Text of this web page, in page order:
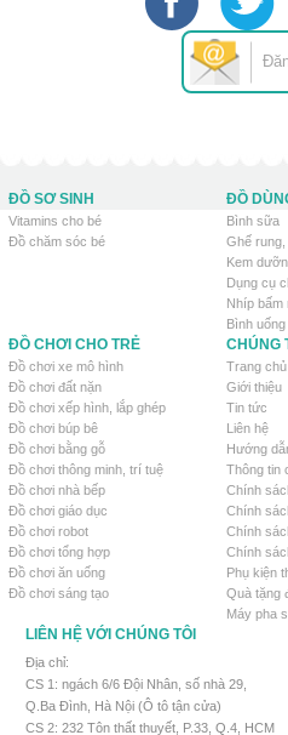
ĐỒ SƠ SINH
Vitamins cho bé
Đồ chăm sóc bé
ĐỒ
Bình sữa
Ghế
Kem
Dụng cụ
Nhíp bấm
Bình
ĐỒ CHƠI CHO TRẺ
Đồ chơi xe mô hình
Đồ chơi đất nặn
Đồ chơi xếp hình, lắp ghép
Đồ chơi búp bê
Đồ chơi bằng gỗ
Đồ chơi thông minh, trí tuệ
Đồ chơi nhà bếp
Đồ chơi giáo dục
Đồ chơi robot
Đồ chơi tổng hợp
Đồ chơi ăn uống
Đồ chơi sáng tạo
CHÚNG
Trang chủ
Giới thiệu
Tin tức
Liên hệ
Hướng
Thông tin
Chính
Chính
Chính
Chính
Phụ kiện
Quà tặng
Máy pha
LIÊN HỆ VỚI CHÚNG TÔI
Địa chỉ:
CS 1: ngách 6/6 Đội Nhân, số nhà 29,
Q.Ba Đình, Hà Nội (Ô tô tận cửa)
CS 2: 232 Tôn thất thuyết, P.33, Q.4, HCM